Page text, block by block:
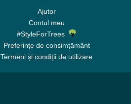
Ajutor
Contul meu
#StyleForTrees
Preferințe de consimțământ
Termeni și condiții de utilizare